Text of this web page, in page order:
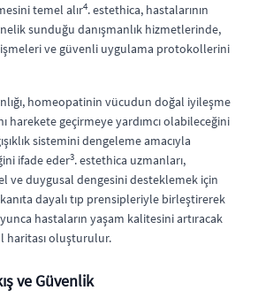
temel alır4. estethica, hastalarının
sunduğu danışmanlık hizmetlerinde,
ve güvenli uygulama protokollerini
homeopatinin vücudun doğal iyileşme
harekete geçirmeye yardımcı olabileceğini
sistemini dengeleme amacıyla
ifade eder3. estethica uzmanları,
ve duygusal dengesini desteklemek için
dayalı tıp prensipleriyle birleştirerek
hastaların yaşam kalitesini artıracak
haritası oluşturulur.
ve Güvenlik